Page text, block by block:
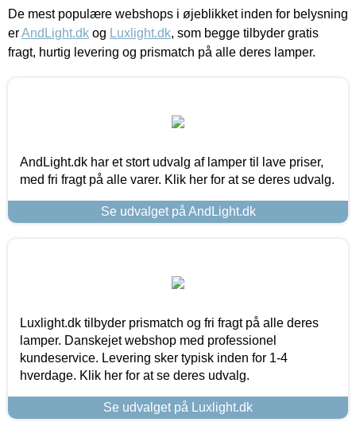
De mest populære webshops i øjeblikket inden for belysning
erAndLight.dk og Luxlight.dk, som begge tilbyder gratis
fragt, hurtig levering og prismatch på alle deres lamper.
AndLight.dk har et stort udvalg af lamper til lave priser,
med fri fragt på alle varer. Klik her for at se deres udvalg.
Se udvalget på AndLight.dk
Luxlight.dk tilbyder prismatch og fri fragt på alle deres
lamper. Danskejet webshop med professionel
kundeservice. Levering sker typisk inden for 1-4
hverdage. Klik her for at se deres udvalg.
Se udvalget på Luxlight.dk